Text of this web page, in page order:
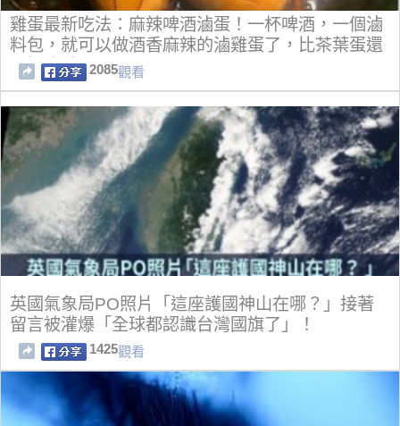
雞蛋最新吃法：麻辣啤酒滷蛋！一杯啤酒，一個滷
料包，就可以做酒香麻辣的滷雞蛋了，比茶葉蛋還
要好吃哦！2085觀看
英國氣象局PO照片「這座護國神山在哪？」接著
留言被灌爆「全球都認識台灣國旗了」！
1425觀看